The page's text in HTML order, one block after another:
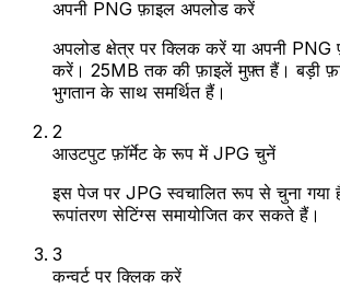
अपनी PNG फ़ाइल अपलोड करें
अपलोड क्षेत्र पर क्लिक करें या अपनी
करें। 25MB तक की फ़ाइलें मुफ़्त हैं। बड़ी
भुगतान के साथ समर्थित हैं।
2
आउटपुट फ़ॉर्मेट के रूप में JPG चुनें
इस पेज पर JPG स्वचालित रूप से चुना गया
रूपांतरण सेटिंग्स समायोजित कर सकते हैं।
3
कन्वर्ट पर क्लिक करें